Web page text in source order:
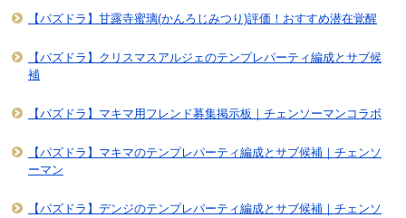
【パズドラ】甘露寺蜜璃(かんろじみつり)評価！おすすめ潜在覚醒
【パズドラ】クリスマスアルジェのテンプレパーティ編成とサブ候
補
【パズドラ】マキマ用フレンド募集掲示板｜チェンソーマンコラボ
【パズドラ】マキマのテンプレパーティ編成とサブ候補｜チェンソ
ーマン
【パズドラ】デンジのテンプレパーティ編成とサブ候補｜チェンソ